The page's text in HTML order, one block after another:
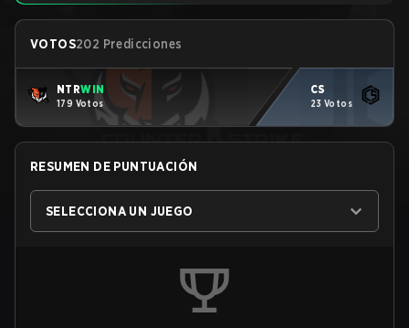
VOTOS202 Predicciones
NTRWIN
179 Votos
CS
23 Votos
RESUMEN DE PUNTUACIÓN
SELECCIONA UN JUEGO